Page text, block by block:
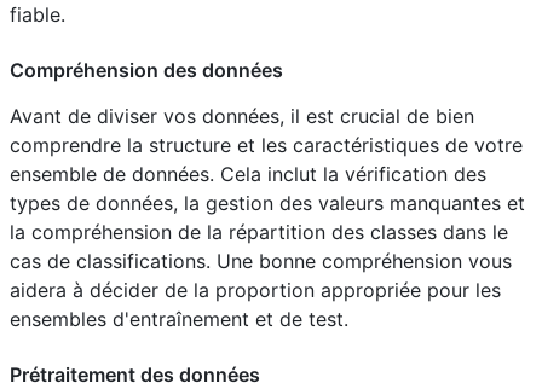
fiable.
Compréhension des données
Avant de diviser vos données, il est crucial de bien
comprendre la structure et les caractéristiques de votre
ensemble de données. Cela inclut la vérification des
types de données, la gestion des valeurs manquantes et
la compréhension de la répartition des classes dans le
cas de classifications. Une bonne compréhension vous
aidera à décider de la proportion appropriée pour les
ensembles d'entraînement et de test.
Prétraitement des données